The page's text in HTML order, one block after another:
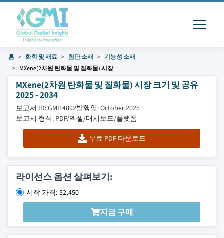
홈 화학 및 재료 첨단 소재
기능성 소재
MXene(2차원 탄화물 및 질화물) 시장
MXene(2차원 탄화물 및 질화물) 시장 크기 및 공유
2025 - 2034
보고서 ID: GMI14892발행일: October 2025
보고서 형식: PDF/엑셀/대시보드/플랫폼
무료 PDF 다운로드
라이선스 옵션 살펴보기:
시작 가격: $2,450
지금 구매